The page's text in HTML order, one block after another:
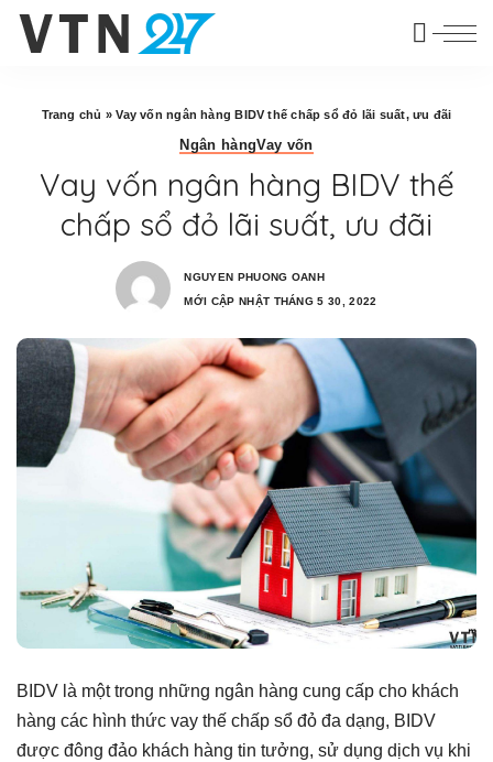
Trang chủ »Vay vốn ngân hàng BIDV thế chấp sổ đỏ lãi suất, ưu đãi
Ngân hàngVay vốn
Vay vốn ngân hàng BIDV thế
chấp sổ đỏ lãi suất, ưu đãi
NGUYEN PHUONG OANH
MỚI CẬP NHẬT THÁNG 5 30, 2022
BIDV là một trong những ngân hàng cung cấp cho khách
hàng các hình thức vay thế chấp sổ đỏ đa dạng, BIDV
được đông đảo khách hàng tin tưởng, sử dụng dịch vụ khi